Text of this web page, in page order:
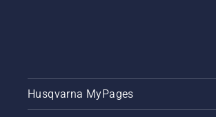
Husqvarna MyPages